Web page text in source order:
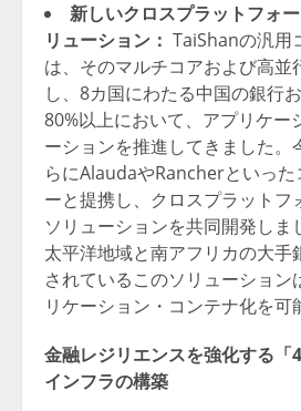
新しいクロスプラットフォ
リューション： TaiShanの汎用
は、そのマルチコアおよび高並
し、8カ国にわたる中国の銀行
80%以上において、アプリケー
ーションを推進してきました。
らにAlaudaやRancherといっ
ーと提携し、クロスプラットフ
ソリューションを共同開発しま
太平洋地域と南アフリカの大手
されているこのソリューション
リケーション・コンテナ化を可
金融レジリエンスを強化する「
インフラの構築